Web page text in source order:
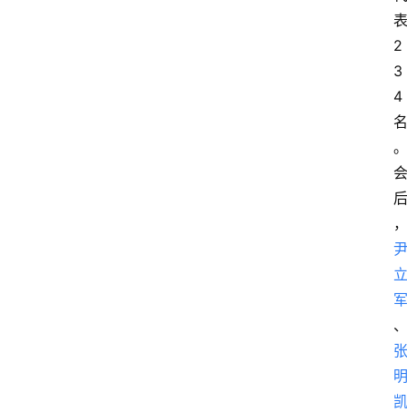
表
2
3
4
名
。
会
后
，
尹
立
军
、
张
明
凯